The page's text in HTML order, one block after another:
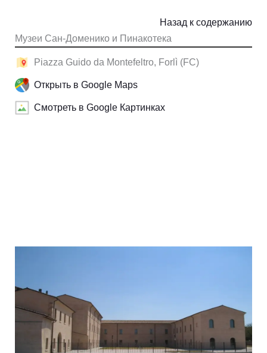
Музеи Сан-Доменико и Пинакотека
Назад к содержанию
Piazza Guido da Montefeltro, Forlì (FC)
Открыть в Google Maps
Смотреть в Google Картинках